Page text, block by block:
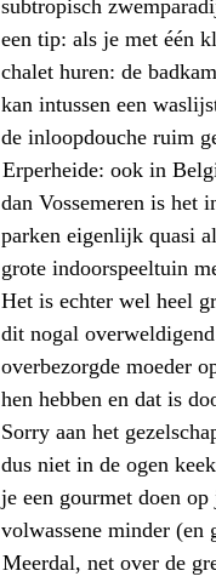
subtropisch
een tip: als je met één
chalet huren: de
kan intussen een
de inloopdouche ruim
Erperheide: ook in
dan Vossemeren is het
parken eigenlijk quasi
grote indoorspeeltuin
Het is echter wel heel
dit nogal
overbezorgde moeder
hen hebben en dat is
Sorry aan het
dus niet in de ogen
je een gourmet doen
volwassene minder (en
Meerdal, net over de